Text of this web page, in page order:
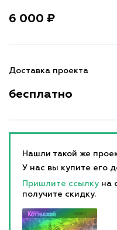
6 000 ₽
Доставка проекта
бесплатно
Нашли такой же
У нас вы купите его
Пришлите ссылку на
получите скидку.